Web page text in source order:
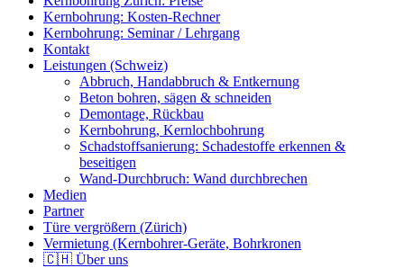
Kernbohrung: Kosten-Rechner
Kernbohrung: Seminar / Lehrgang
Kontakt
Leistungen (Schweiz)
Abbruch, Handabbruch & Entkernung
Beton bohren, sägen & schneiden
Demontage, Rückbau
Kernbohrung, Kernlochbohrung
Schadstoffsanierung: Schadestoffe erkennen &
beseitigen
Wand-Durchbruch: Wand durchbrechen
Medien
Partner
Türe vergrößern (Zürich)
Vermietung (Kernbohrer-Geräte, Bohrkronen
🇨🇭 Über uns